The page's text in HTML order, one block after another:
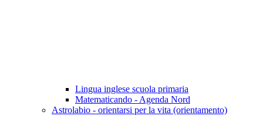
Lingua inglese scuola primaria
Matematicando - Agenda Nord
Astrolabio - orientarsi per la vita (orientamento)